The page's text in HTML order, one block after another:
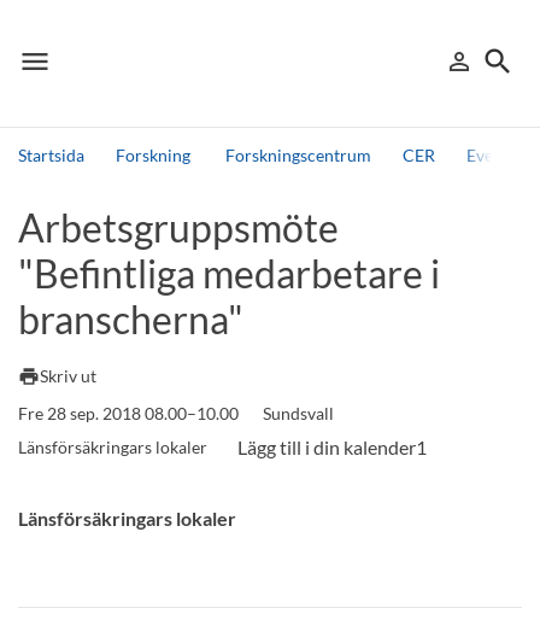
menu
Meny person_outline
Logga in
search
Sök
Startsida Forskning Forskningscentrum CER Events,
Andra söktjänster
Detta är vår testmiljö - endast testdata
Arbetsgruppsmöte
"Befintliga medarbetare i
branscherna"
printSkriv ut
Fre 28 sep. 2018 08.00–10.00
Sundsvall
Länsförsäkringars lokaler
Länsförsäkringars lokaler